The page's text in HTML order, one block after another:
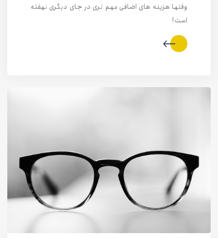
وقتها هزینه های اضافی مهم تری در جای دیگری نهفته
است !